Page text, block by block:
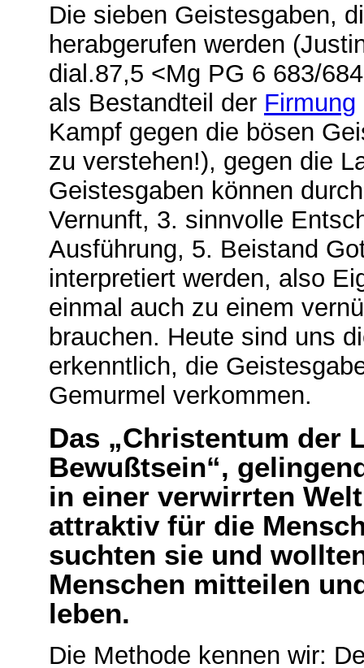
Die sieben Geistesgaben,
herabgerufen werden
dial.87,5 <Mg PG 6 683/
als Bestandteil der Firmung
Kampf gegen die bösen
zu verstehen!), gegen die
Geistesgaben können
Vernunft, 3. sinnvolle
Ausführung, 5. Beistand
interpretiert werden, also
einmal auch zu einem
brauchen. Heute sind uns
erkenntlich, die
Gemurmel verkommen.
Das „Christentum der
Bewußtsein“,
in einer verwirrten
attraktiv für die
suchten sie und
Menschen mitteilen
leben.
Die Methode kennen wir: